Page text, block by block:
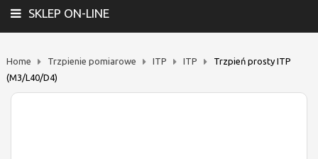
SKLEP ON-LINE
Home Trzpienie pomiarowe ITP ITP
Trzpień prosty ITP
(M3/L40/D4)